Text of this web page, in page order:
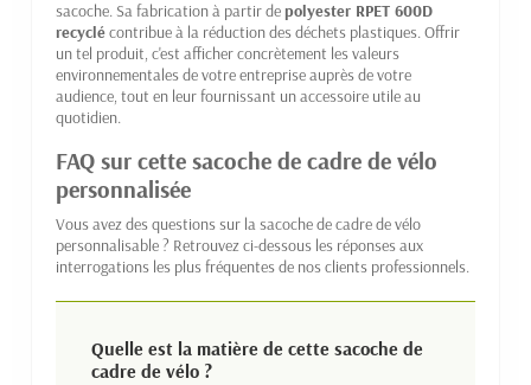
sacoche. Sa fabrication à partir depolyester RPET 600D
recyclécontribue à la réduction des déchets plastiques. Offrir
un tel produit, c'est afficher concrètement les valeurs
environnementales de votre entreprise auprès de votre
audience, tout en leur fournissant un accessoire utile au
quotidien.
FAQ sur cette sacoche de cadre de vélo
personnalisée
Vous avez des questions sur la sacoche de cadre de vélo
personnalisable ? Retrouvez ci-dessous les réponses aux
interrogations les plus fréquentes de nos clients professionnels.
Quelle est la matière de cette sacoche de
cadre de vélo ?